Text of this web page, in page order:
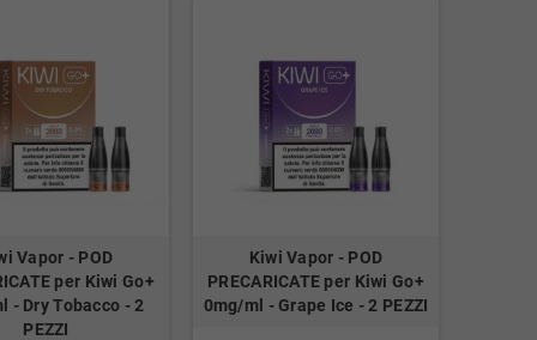
Vapor - POD
per Kiwi Go+
- Dry Tobacco - 2
PEZZI
Kiwi Vapor - POD
PRECARICATE per Kiwi Go+
0mg/ml - Grape Ice - 2 PEZZI